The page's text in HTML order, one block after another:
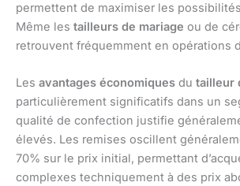
permettent de maximiser les
Même les tailleurs de mariage ou de
retrouvent fréquemment en opérations
Les avantages économiques du tailleur
particulièrement significatifs dans un
qualité de confection justifie
élevés. Les remises oscillent
70% sur le prix initial, permettant
complexes techniquement à des prix